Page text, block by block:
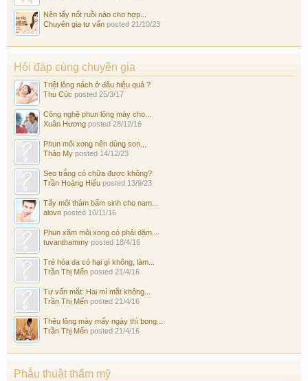
Nên tẩy nốt ruồi nào cho hợp...
Chuyên gia tư vấn posted 21/10/23
Hỏi đáp cùng chuyên gia
Triệt lông nách ở đâu hiệu quả ?
Thu Cúc posted 25/3/17
Công nghệ phun lông mày cho...
Xuân Hương posted 28/12/16
Phun môi xong nên dùng son...
Thảo My posted 14/12/23
Sẹo trắng có chữa được không?
Trần Hoàng Hiếu posted 13/9/23
Tẩy môi thâm bẩm sinh cho nam...
alovn posted 10/11/16
Phun xăm môi xong có phải dặm...
tuvanthammy posted 18/4/16
Trẻ hóa da có hại gì không, làm...
Trần Thị Mến posted 21/4/16
Tư vấn mắt: Hai mí mắt không...
Trần Thị Mến posted 21/4/16
Thêu lông mày mấy ngày thì bong...
Trần Thị Mến posted 21/4/16
Phẫu thuật thẩm mỹ